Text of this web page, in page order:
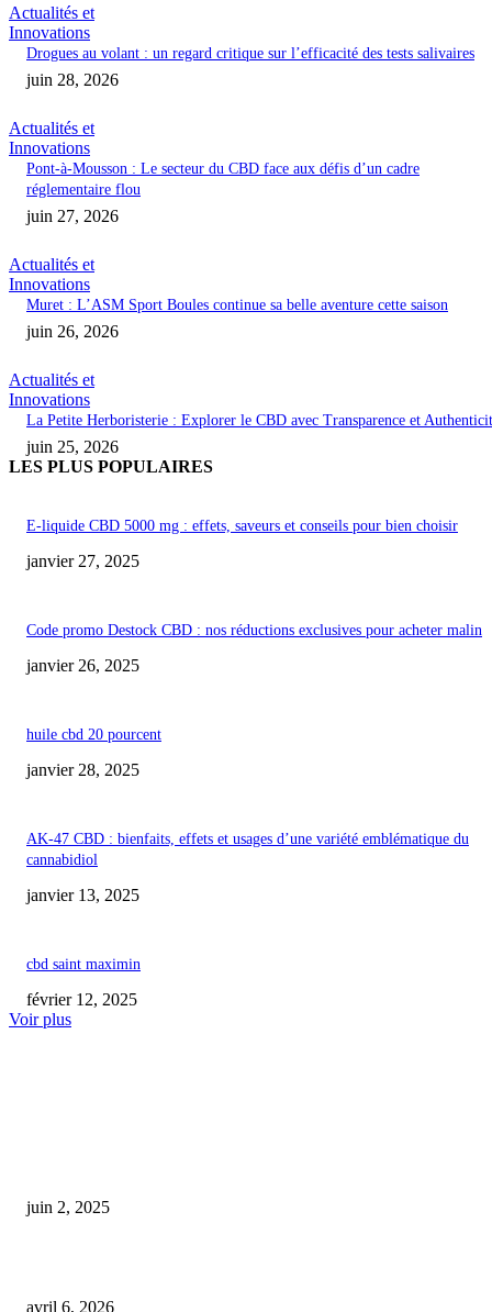
Actualités et
Innovations
Drogues au volant : un regard critique sur l’efficacité des tests salivaires
juin 28, 2026
Actualités et
Innovations
Pont-à-Mousson : Le secteur du CBD face aux défis d’un cadre
réglementaire flou
juin 27, 2026
Actualités et
Innovations
Muret : L’ASM Sport Boules continue sa belle aventure cette saison
juin 26, 2026
Actualités et
Innovations
La Petite Herboristerie : Explorer le CBD avec Transparence et
juin 25, 2026
LES PLUS POPULAIRES
E-liquide CBD 5000 mg : effets, saveurs et conseils pour bien choisir
janvier 27, 2025
Code promo Destock CBD : nos réductions exclusives pour acheter malin
janvier 26, 2025
huile cbd 20 pourcent
janvier 28, 2025
AK-47 CBD : bienfaits, effets et usages d’une variété emblématique du
cannabidiol
janvier 13, 2025
cbd saint maximin
février 12, 2025
Voir plus
juin 2, 2025
avril 6, 2026